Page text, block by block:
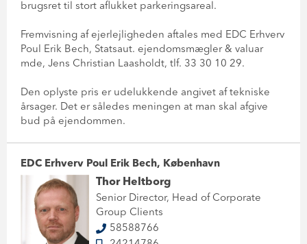
brugsret til stort aflukket parkeringsareal.
Fremvisning af ejerlejligheden aftales med EDC Erhverv
Poul Erik Bech, Statsaut. ejendomsmægler & valuar
mde, Jens Christian Laasholdt, tlf. 33 30 10 29.
Den oplyste pris er udelukkende angivet af tekniske
årsager. Det er således meningen at man skal afgive
bud på ejendommen.
EDC Erhverv Poul Erik Bech, København
Thor Heltborg
Senior Director, Head of Corporate
Group Clients
58588766